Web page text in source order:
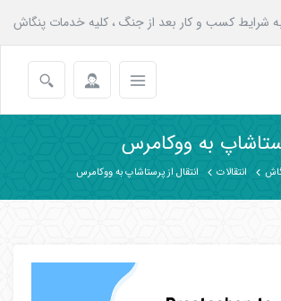
به شرایط کسب و کار بعد از جنگ ، کلیه خدمات پنگاش
انجام می شود.
به ووکامرس
انتقالات انتقال از پرستاشاپ به ووکامرس